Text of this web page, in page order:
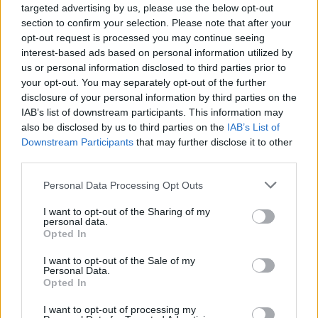
targeted advertising by us, please use the below opt-out
section to confirm your selection. Please note that after your
opt-out request is processed you may continue seeing
interest-based ads based on personal information utilized by
us or personal information disclosed to third parties prior to
your opt-out. You may separately opt-out of the further
disclosure of your personal information by third parties on the
IAB’s list of downstream participants. This information may
also be disclosed by us to third parties on the IAB’s List of
Downstream Participants that may further disclose it to other
Please note that this website/app uses one or more Google
not limited to your visit or usage behaviour. You may click to
grant or deny consent to Google and its third-party tags to
use your data for below specified purposes in below Google
consent section.
Personal Data Processing Opt Outs
I want to opt-out of the Sharing of my
personal data.
Opted In
I want to opt-out of the Sale of my
Personal Data.
Opted In
I want to opt-out of processing my
offerti presenti sulla piattaforma online di Amazon.
Bollé B-Free, Casco da Sci Bambina:ottimo
casco da sci per bambina. Il casco risulta essere
omologato, la struttura è IN-Mold, ha la taglia
regolabile e poi i paraorecchie sono amovibili.
Ha anche la ventilazione integrata. Se siete
appassionati di sci non potete no scegliere
questo modello di casco.
Vedi su Amazon
tratta di casco davvero bellissimo ed affidabile.
Ha degli ottimi paraorecchie, inoltre la specifica
di un ottimo prodotto, l’ideale se praticate lo sci,
questo casco vi garantirà una efficace